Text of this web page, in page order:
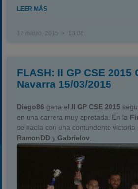
LEER MÁS
17 marzo, 2015 13:08
FLASH: II GP CSE 2015
Navarra 15/03/2015
Diego86 gana el II GP CSE 2015
en una carrera muy apretada. En la
se hacía con una contundente victoria
RamonDD yGabrielov